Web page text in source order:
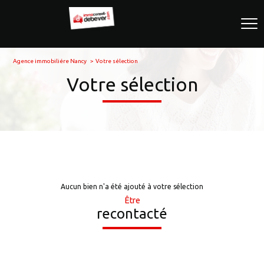
Agence immobiliére Nancy Votre sélection
Votre sélection
Aucun bien n'a été ajouté à votre sélection
Être
recontacté